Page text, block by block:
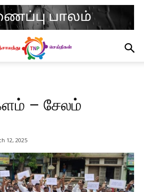
– சேலம்
12, 2025